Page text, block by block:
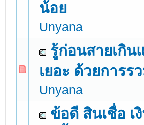
น้อย
Unyana
รู้ก่อนสายเกิ
เยอะ ด้วยการร
Unyana
0 Vote(s) - 0 out of 5 in Average
12345
ข้อดี สินเชื่อ เ